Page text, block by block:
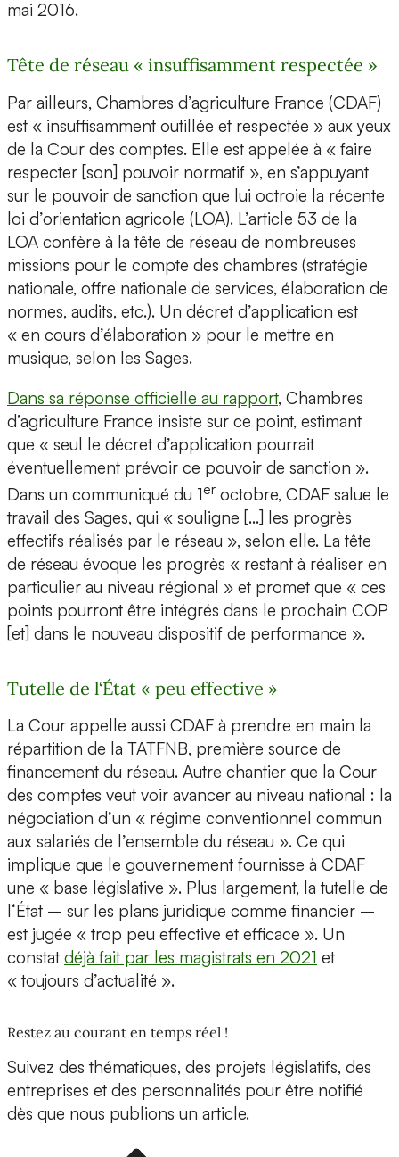
mai 2016.
Tête de réseau « insuffisamment respectée »
Par ailleurs, Chambres d’agriculture France (CDAF)
est « insuffisamment outillée et respectée » aux yeux
de la Cour des comptes. Elle est appelée à « faire
respecter [son] pouvoir normatif », en s’appuyant
sur le pouvoir de sanction que lui octroie la récente
loi d’orientation agricole (LOA). L’article 53 de la
LOA confère à la tête de réseau de nombreuses
missions pour le compte des chambres (stratégie
nationale, offre nationale de services, élaboration de
normes, audits, etc.). Un décret d’application est
« en cours d’élaboration » pour le mettre en
musique, selon les Sages.
Dans sa réponse officielle au rapport, Chambres
d’agriculture France insiste sur ce point, estimant
que « seul le décret d’application pourrait
éventuellement prévoir ce pouvoir de sanction ».
Dans un communiqué du 1er octobre, CDAF salue le
travail des Sages, qui « souligne […] les progrès
effectifs réalisés par le réseau », selon elle. La tête
de réseau évoque les progrès « restant à réaliser en
particulier au niveau régional » et promet que « ces
points pourront être intégrés dans le prochain COP
[et] dans le nouveau dispositif de performance ».
Tutelle de l‘État « peu effective »
La Cour appelle aussi CDAF à prendre en main la
répartition de la TATFNB, première source de
financement du réseau. Autre chantier que la Cour
des comptes veut voir avancer au niveau national : la
négociation d’un « régime conventionnel commun
aux salariés de l’ensemble du réseau ». Ce qui
implique que le gouvernement fournisse à CDAF
une « base législative ». Plus largement, la tutelle de
l‘État – sur les plans juridique comme financier –
est jugée « trop peu effective et efficace ». Un
constat déjà fait par les magistrats en 2021 et
« toujours d’actualité ».
Restez au courant en temps réel !
Suivez des thématiques, des projets législatifs, des
entreprises et des personnalités pour être notifié
dès que nous publions un article.